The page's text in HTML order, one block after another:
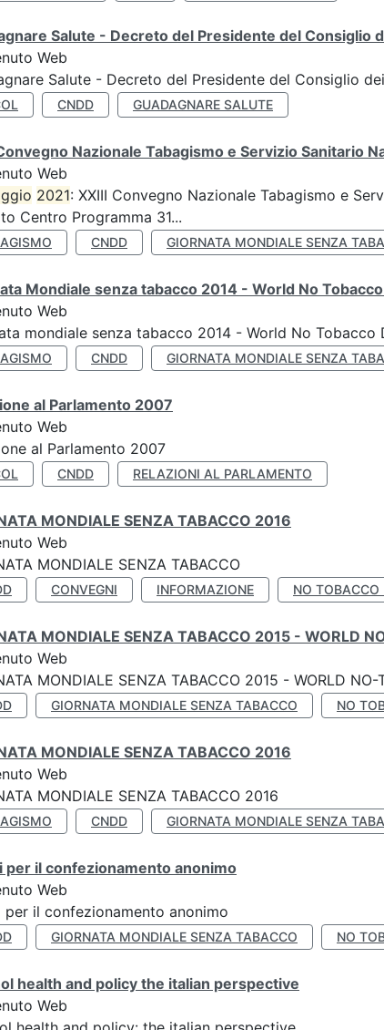
Salute - Decreto del Presidente del Consiglio
Web
Salute - Decreto del Presidente del Consiglio
CNDD GUADAGNARE SALUTE
Nazionale Tabagismo e Servizio Sanitario
Web
2021: XXIII Convegno Nazionale Tabagismo e
Centro Programma 31...
CNDD GIORNATA MONDIALE SENZA
Mondiale senza tabacco 2014 - World No
Web
mondiale senza tabacco 2014 - World No Tobacco
CNDD GIORNATA MONDIALE SENZA
al Parlamento 2007
Web
al Parlamento 2007
CNDD RELAZIONI AL PARLAMENTO
MONDIALE SENZA TABACCO 2016
Web
MONDIALE SENZA TABACCO
CONVEGNI INFORMAZIONE NO TOBACCO
MONDIALE SENZA TABACCO 2015 - WORLD
Web
MONDIALE SENZA TABACCO 2015 - WORLD NO-
GIORNATA MONDIALE SENZA TABACCO NO
MONDIALE SENZA TABACCO 2016
Web
MONDIALE SENZA TABACCO 2016
CNDD GIORNATA MONDIALE SENZA
per il confezionamento anonimo
Web
per il confezionamento anonimo
GIORNATA MONDIALE SENZA TABACCO NO
health and policy the italian perspective
Web